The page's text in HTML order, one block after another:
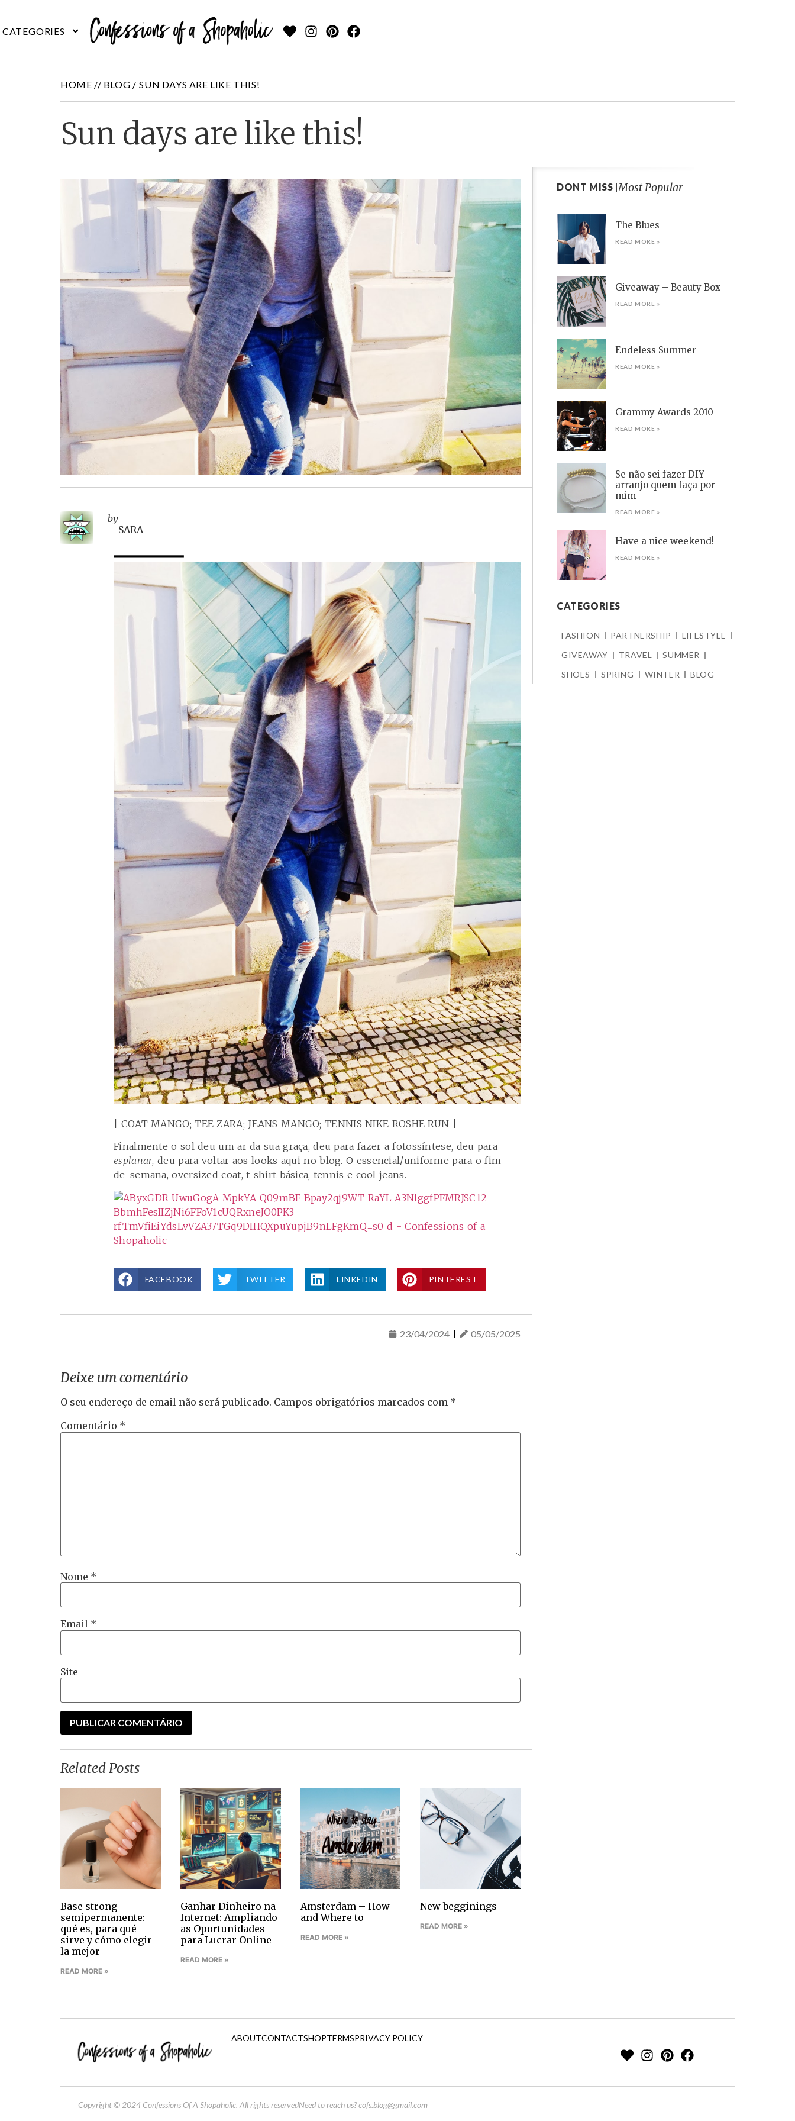
HOME // BLOG / SUN DAYS ARE LIKE THIS!
Sun days are like this!
by
SARA
| COAT MANGO; TEE ZARA; JEANS MANGO; TENNIS NIKE ROSHE RUN |
Finalmente o sol deu um ar da sua graça, deu para fazer a fotossíntese, deu para
esplanar, deu para voltar aos looks aqui no blog. O essencial/uniforme para o fim-
de-semana, oversized coat, t-shirt básica, tennis e cool jeans.
FACEBOOK TWITTER LINKEDIN PINTEREST
23/04/2024 05/05/2025
Deixe um comentário
O seu endereço de email não será publicado. Campos obrigatórios marcados com *
Comentário *
Nome *
Email *
Site
Related Posts
Base strong
semipermanente:
qué es, para qué
sirve y cómo elegir
la mejor
READ MORE »
Ganhar Dinheiro na
Internet: Ampliando
as Oportunidades
para Lucrar Online
READ MORE »
Amsterdam – How
and Where to
READ MORE »
New begginings
READ MORE »
DONT MISS |Most Popular
The Blues
READ MORE »
Giveaway – Beauty Box
READ MORE »
Endeless Summer
READ MORE »
Grammy Awards 2010
READ MORE »
Se não sei fazer DIY
arranjo quem faça por
mim
READ MORE »
Have a nice weekend!
READ MORE »
CATEGORIES
FASHION PARTNERSHIP
LIFESTYLE
GIVEAWAY
TRAVEL
SUMMER
SHOES
SPRING WINTER BLOG
ABOUTCONTACTSHOPTERMSPRIVACY POLICY
Copyright © 2024 Confessions Of A Shopaholic. All rights reservedNeed to reach us?cofs.blog@gmail.com